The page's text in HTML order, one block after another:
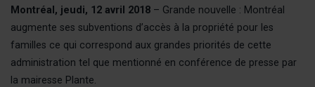
Montréal, jeudi, 12 avril 2018 – Grande nouvelle : Montréal
augmente ses subventions d’accès à la propriété pour les
familles ce qui correspond aux grandes priorités de cette
administration tel que mentionné en conférence de presse par
la mairesse Plante.